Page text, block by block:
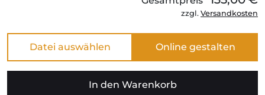
zzgl. Versandkosten
Datei auswählen
In den Warenkorb